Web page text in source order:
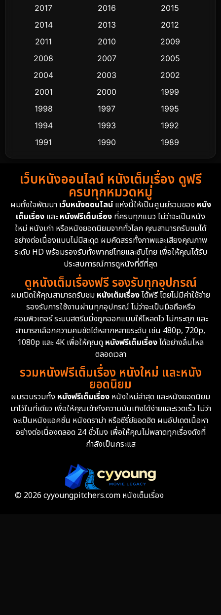
Comedy ตลก 428
Crime อาชญากรรม 503
Cult Film
Dance เต้น
Detective สืบสวน
Detective สืบสวน
Disney+ 4
Documentary สารคดี 93
Drama ดราม่า
Dystopian 16
Emotional 61
Epic มหากาพย์ 213
Family ครอบครัว 359
Fantasy จินตนาการ 319
Fiction 9
2017
2016
2015
2014
2013
2012
2011
2010
2009
2008
2007
2005
2004
2003
2002
2001
2000
1999
1998
1997
1995
1994
1993
1992
1991
1990
1989
1988
1986
1985
1983
1982
1981
1974
1962
เว็บหนังออนไลน์ หนังเต็มเรื่อง ดูฟรี
ครบทุกหมวดหมู่
ผมตั้งใจพัฒนา เว็บหนังออนไลน์แห่งนี้ให้เป็นศูนย์รวมของ หนัง
เต็มเรื่อง และหนังฟรีเต็มเรื่อง ที่ครบทุกแนว ไม่ว่าจะเป็นหนัง
ใหม่ หนังเก่า หรือหนังยอดนิยมจากทั่วโลก คุณสามารถรับชมได้
อย่างต่อเนื่องแบบไม่มีสะดุด ผมคัดสรรทั้งภาพและเสียงคุณภาพ
ระดับ HD พร้อมรองรับทั้งพากย์ไทยและซับไทย เพื่อให้คุณได้รับ
ประสบการณ์การดูหนังที่ดีที่สุด
ดูหนังเต็มเรื่องฟรี รองรับทุกอุปกรณ์
ผมเปิดให้คุณสามารถรับชม หนังเต็มเรื่องได้ฟรี โดยไม่มีค่าใช้จ่าย
รองรับการใช้งานผ่านทุกอุปกรณ์ ไม่ว่าจะเป็นมือถือหรือ
คอมพิวเตอร์ ระบบสตรีมมิ่งถูกออกแบบให้โหลดไว ไม่กระตุก และ
สามารถเลือกความคมชัดได้หลากหลายระดับ เช่น 480p, 720p,
1080p และ 4K เพื่อให้คุณดู หนังฟรีเต็มเรื่องได้อย่างลื่นไหล
ตลอดเวลา
รวมหนังฟรีเต็มเรื่อง หนังใหม่ และหนัง
ยอดนิยม
ผมรวบรวมทั้ง หนังฟรีเต็มเรื่อง หนังใหม่ล่าสุด และหนังยอดนิยม
มาไว้ในที่เดียว เพื่อให้คุณเข้าถึงความบันเทิงได้ง่ายและรวดเร็ว ไม่ว่า
จะเป็นหนังแอคชั่น หนังดราม่า หรือซีรี่ย์ยอดฮิต ผมอัปเดตเนื้อหา
อย่างต่อเนื่องตลอด 24 ชั่วโมง เพื่อให้คุณไม่พลาดทุกเรื่องดังที่
กำลังเป็นกระแส
© 2026 cyyoungpitchers.com หนังเต็มเรื่อง